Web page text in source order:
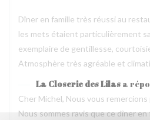
Dîner en famille très réussi au
les mets étaient particulièrement
exemplaire de gentillesse,
Atmosphère très agréable et
La Closerie des Lilas a
Cher Michel, Nous vous
Nous sommes ravis que ce dîner